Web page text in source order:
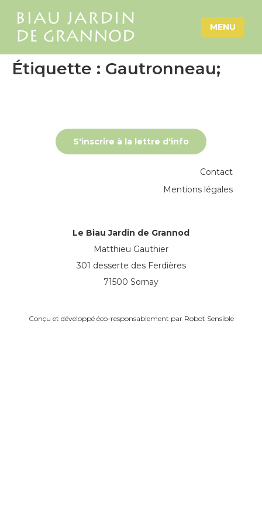
MENU
Étiquette : Gautronneau;
Le Biau Jardin de Grannod
Matthieu Gauthier
301 desserte des Ferdières
71500 Sornay
S'inscrire à la lettre d'info
Contact
Mentions légales
Conçu et développé éco-responsablement par Robot Sensible